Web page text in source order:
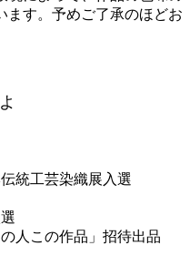
ます。予めご了承のほどお
統工芸染織展入選
人この作品」招待出品